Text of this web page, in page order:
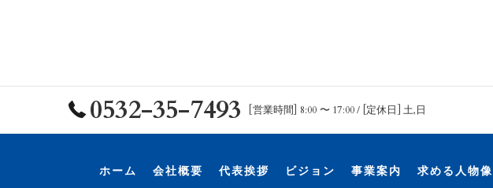
0532-35-7493 [営業時間] 8:00 〜 17:00 / [定休日] 土,日
ホーム 会社概要 代表挨拶 ビジョン 事業案内 求める人物像